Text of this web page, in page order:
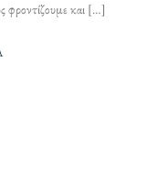
φροντίζουμε και […]